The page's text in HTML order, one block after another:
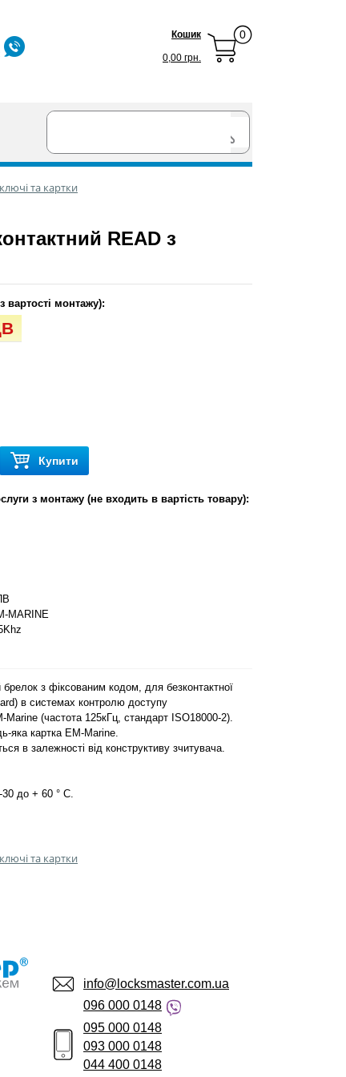
Кошик
0,00 грн.
0
та картки
READ з
вартості монтажу):
Купити
з монтажу (не входить в вартість товару):
MARINE
з фіксованим кодом, для безконтактної
в системах контролю доступу
(частота 125кГц, стандарт ISO18000-2).
яка картка EM-Marine.
в залежності від конструктиву зчитувача.
30 до + 60 ° C.
та картки
info@locksmaster.com.ua
096 000 0148
095 000 0148
093 000 0148
044 400 0148